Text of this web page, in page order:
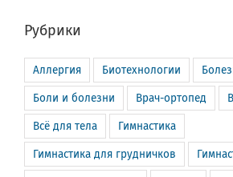
Рубрики
Аллергия Биотехнологии
Боли и болезни Врач-ортопед
Всё для тела Гимнастика
Гимнастика для грудничков